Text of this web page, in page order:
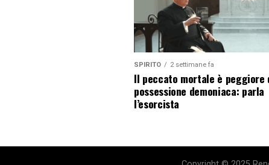
SPIRITO 2 settimane fa
Il peccato mortale è peggiore
possessione demoniaca: parla
l’esorcista